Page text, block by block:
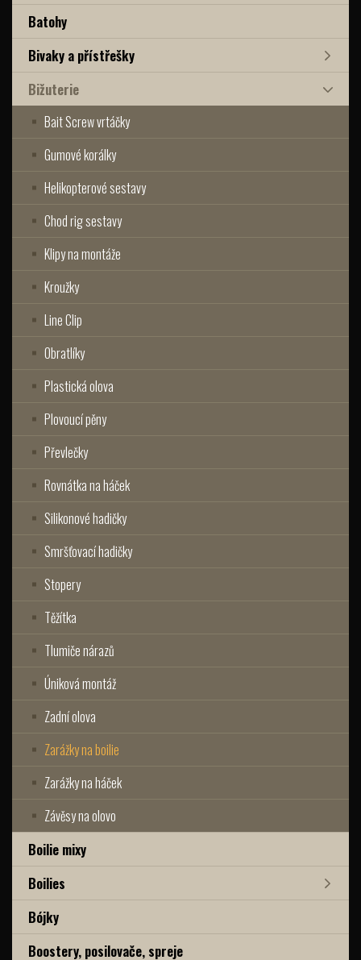
Batohy
Bivaky a přístřešky
Bižuterie
Bait Screw vrtáčky
Gumové korálky
Helikopterové sestavy
Chod rig sestavy
Klipy na montáže
Kroužky
Line Clip
Obratlíky
Plastická olova
Plovoucí pěny
Převlečky
Rovnátka na háček
Silikonové hadičky
Smršťovací hadičky
Stopery
Těžítka
Tlumiče nárazů
Úniková montáž
Zadní olova
Zarážky na boilie
Zarážky na háček
Závěsy na olovo
Boilie mixy
Boilies
Bójky
Boostery, posilovače, spreje